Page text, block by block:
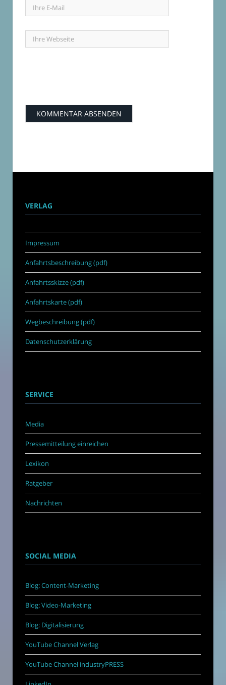
VERLAG
Impressum
Anfahrtsbeschreibung (pdf)
Anfahrtsskizze (pdf)
Anfahrtskarte (pdf)
Wegbeschreibung (pdf)
Datenschutzerklärung
SERVICE
Media
Pressemitteilung einreichen
Lexikon
Ratgeber
Nachrichten
SOCIAL MEDIA
Blog: Content-Marketing
Blog: Video-Marketing
Blog: Digitalisierung
YouTube Channel Verlag
YouTube Channel industryPRESS